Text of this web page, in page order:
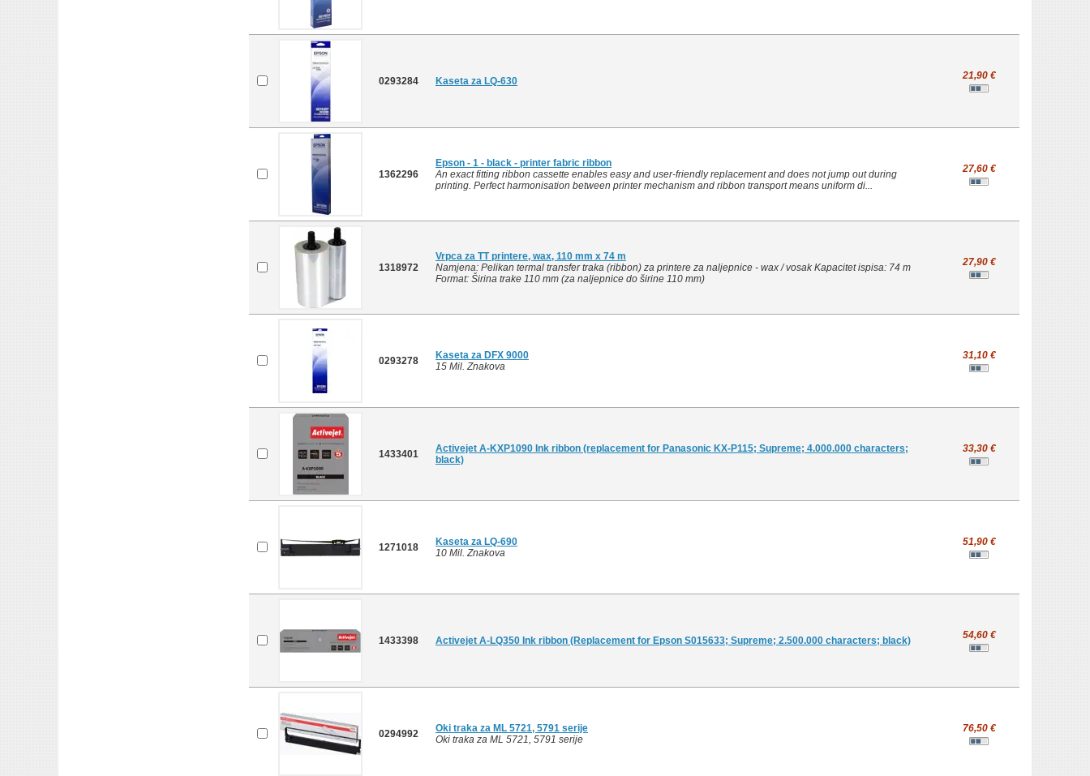
0293284 Kaseta za LQ-630 21,90 €
1362296
Epson - 1 - black - printer fabric ribbon
An exact fitting ribbon cassette enables easy and user-friendly replacement and does not jump out during
printing. Perfect harmonisation between printer mechanism and ribbon transport means uniform di...
27,60 €
1318972
Vrpca za TT printere, wax, 110 mm x 74 m
Namjena: Pelikan termal transfer traka (ribbon) za printere za naljepnice - wax / vosak Kapacitet ispisa: 74 m
Format: Širina trake 110 mm (za naljepnice do širine 110 mm)
27,90 €
0293278
Kaseta za DFX 9000
15 Mil. Znakova
31,10 €
1433401
Activejet A-KXP1090 Ink ribbon (replacement for Panasonic KX-P115; Supreme; 4.000.000 characters;
black)
33,30 €
1271018
Kaseta za LQ-690
10 Mil. Znakova
51,90 €
1433398 Activejet A-LQ350 Ink ribbon (Replacement for Epson S015633; Supreme; 2.500.000 characters; black) 54,60 €
0294992
Oki traka za ML 5721, 5791 serije
Oki traka za ML 5721, 5791 serije
76,50 €